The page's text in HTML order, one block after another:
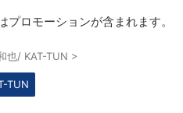
プロモーションが含まれます。
也/ KAT-TUN >
TUN